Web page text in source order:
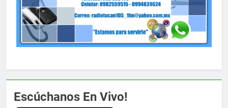
Escúchanos En Vivo!